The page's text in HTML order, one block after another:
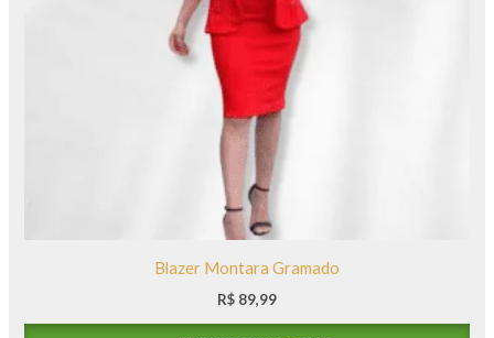
Blazer Montara Gramado
R$ 89,99